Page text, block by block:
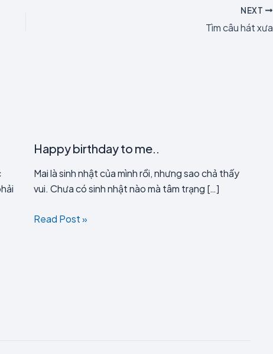
NEXT
Tìm câu hát xưa
Happy birthday to me..
Mai là sinh nhật của mình rồi, nhưng sao chả thấy
vui. Chưa có sinh nhật nào mà tâm trạng […]
Read Post »